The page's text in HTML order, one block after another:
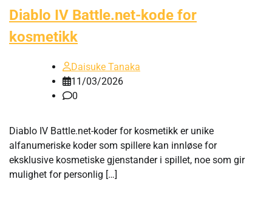
Diablo IV Battle.net-kode for
kosmetikk
Daisuke Tanaka
11/03/2026
0
Diablo IV Battle.net-koder for kosmetikk er unike
alfanumeriske koder som spillere kan innløse for
eksklusive kosmetiske gjenstander i spillet, noe som gir
mulighet for personlig […]